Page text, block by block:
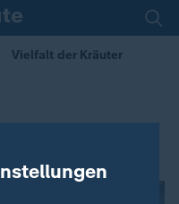
Vielfalt der Kräuter